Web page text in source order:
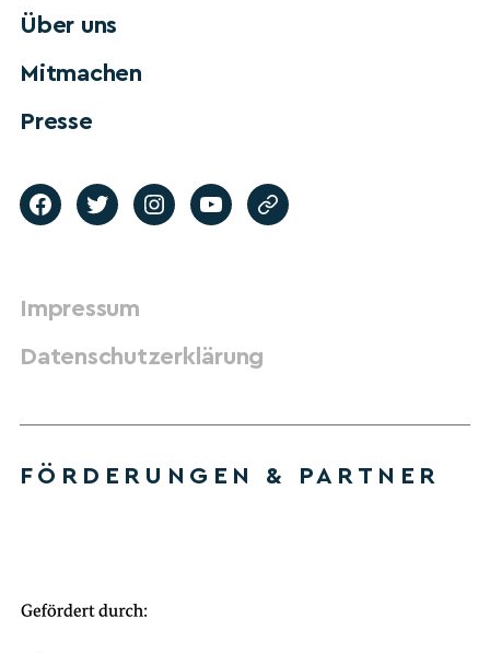
Über uns
Mitmachen
Presse
Impressum
Datenschutzerklärung
FÖRDERUNGEN & PARTNER